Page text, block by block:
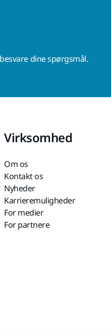
dine spørgsmål.
Virksomhed
Om os
Kontakt os
Nyheder
Karrieremuligheder
For medier
For partnere